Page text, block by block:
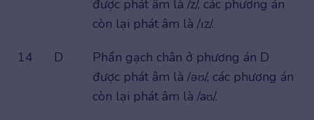
được phát âm là /z/, các phương án
còn lại phát âm là /ɪz/.
14
D
Phần gạch chân ở phương án D
được phát âm là /əʊ/, các phương án
còn lại phát âm là /aʊ/.